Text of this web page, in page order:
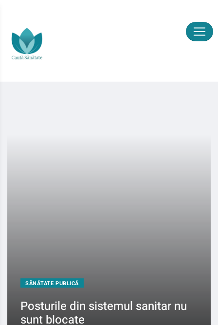
SĂNĂTATE PUBLICĂ
Posturile din sistemul sanitar nu
sunt blocate